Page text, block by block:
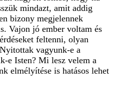
mindazt, amit addig
bizony megjelennek
Vajon jó ember voltam és
feltenni, olyan
vagyunk-e a
e Isten? Mi lesz velem a
elmélyítése is hatásos lehet